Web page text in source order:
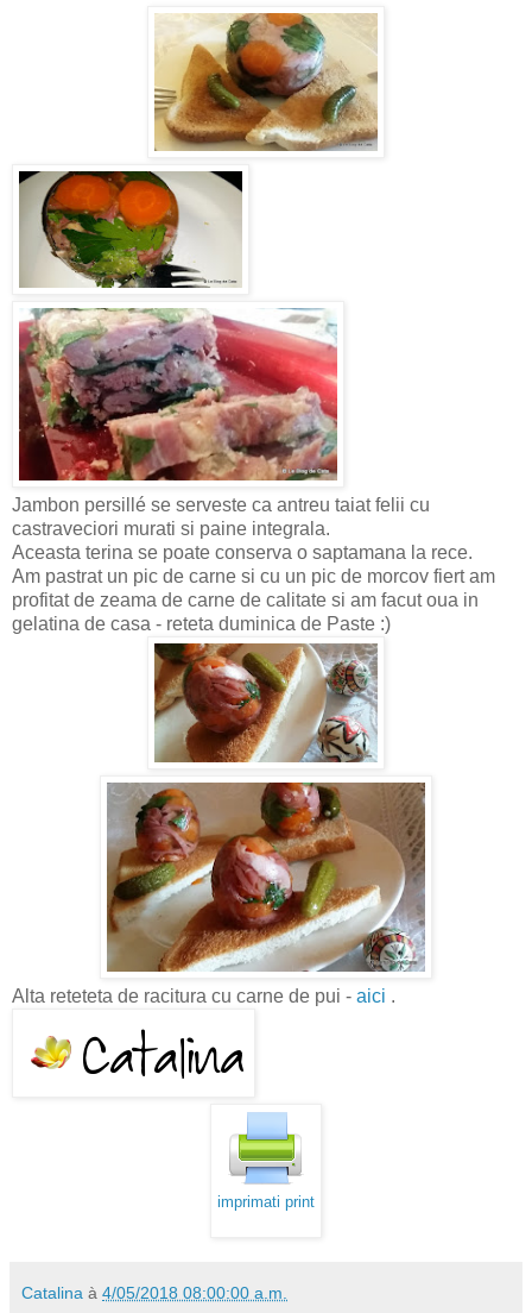
Jambon persillé se serveste ca antreu taiat felii cu
castraveciori murati si paine integrala.
Aceasta terina se poate conserva o saptamana la rece.
Am pastrat un pic de carne si cu un pic de morcov fiert am
profitat de zeama de carne de calitate si am facut oua in
gelatina de casa - reteta duminica de Paste :)
Alta reteteta de racitura cu carne de pui - aici .
imprimati print
Catalina à 4/05/2018 08:00:00 a.m.